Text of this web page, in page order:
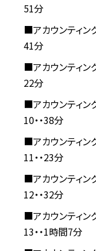
51分
■アカウンティ
41分
■アカウンティン
22分
■アカウンティ
10・・38分
■アカウンティ
11・・23分
■アカウンティ
12・・32分
■アカウンティ
13・・1時間7分